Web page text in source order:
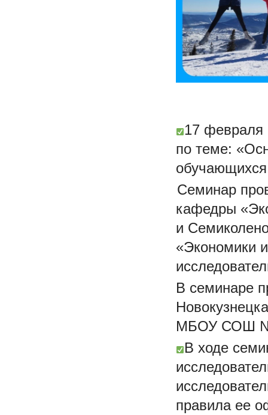
17 февраля
по теме:
Семинар
кафедры
и
«Экономики
В семинаре
МБОУ СОШ №
В ходе
правила ее